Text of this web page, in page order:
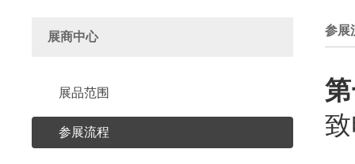
展商中心
展品范围
参展流程
参展